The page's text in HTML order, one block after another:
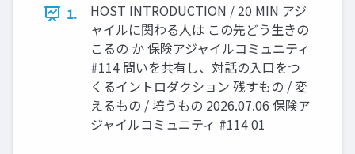
1.
HOST INTRODUCTION / 20 MIN アジ
ャイルに関わる人は この先どう生きの
こるの か 保険アジャイルコミュニティ
#114 問いを共有し、対話の入口をつ
くるイントロダクション 残すもの / 変
えるもの / 培うもの 2026.07.06 保険ア
ジャイルコミュニティ #114 01